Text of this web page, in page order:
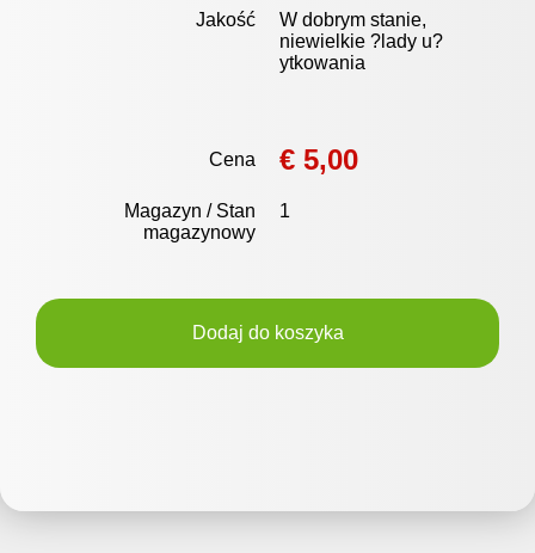
Jakość
W dobrym stanie,
niewielkie ?lady u?
ytkowania
Cena € 5,00
Magazyn / Stan
magazynowy
1
Dodaj do koszyka